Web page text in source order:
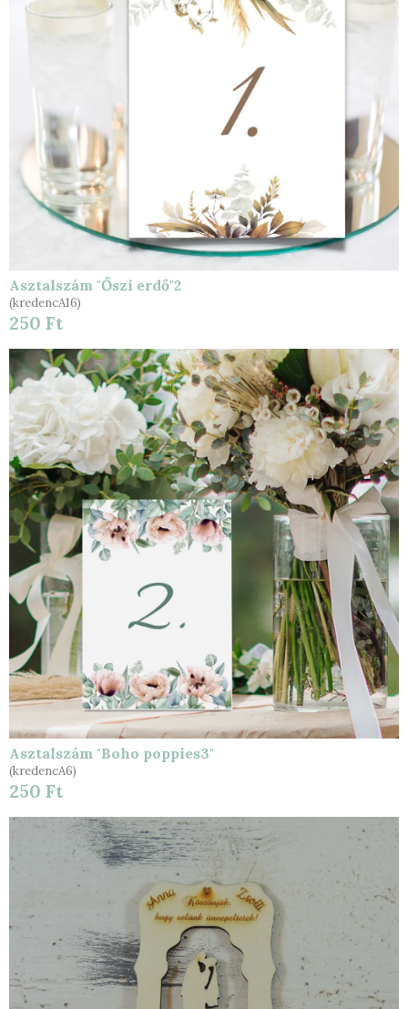
Asztalszám "Őszi erdő"2
(kredencA16)
250 Ft
Asztalszám "Boho poppies3"
(kredencA6)
250 Ft